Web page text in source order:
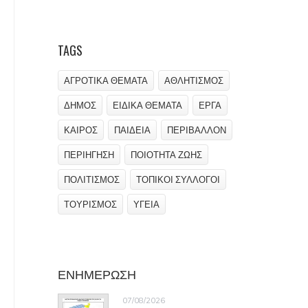
TAGS
ΑΓΡΟΤΙΚΑ ΘΕΜΑΤΑ ΑΘΛΗΤΙΣΜΟΣ
ΔΗΜΟΣ ΕΙΔΙΚΑ ΘΕΜΑΤΑ ΕΡΓΑ
ΚΑΙΡΟΣ ΠΑΙΔΕΙΑ ΠΕΡΙΒΑΛΛΟΝ
ΠΕΡΙΗΓΗΣΗ ΠΟΙΟΤΗΤΑ ΖΩΗΣ
ΠΟΛΙΤΙΣΜΟΣ ΤΟΠΙΚΟΙ ΣΥΛΛΟΓΟΙ
ΤΟΥΡΙΣΜΟΣ ΥΓΕΙΑ
ΕΝΗΜΕΡΩΣΗ
07/08/2026